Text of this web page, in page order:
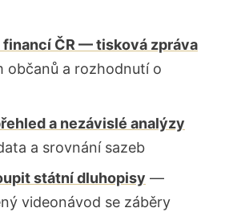
ČR — tisková zpráva
občanů a rozhodnutí o
a nezávislé analýzy
a srovnání sazeb
státní dluhopisy —
videonávod se záběry